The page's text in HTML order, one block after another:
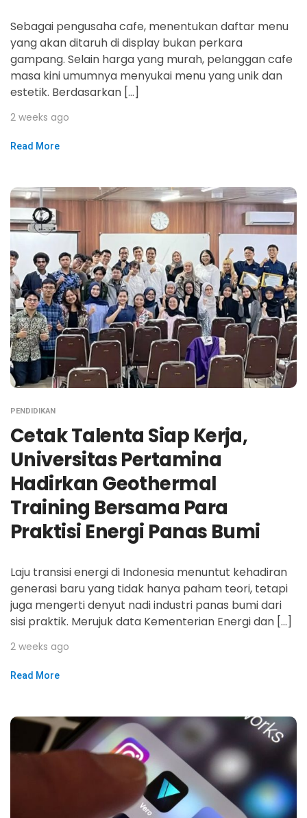
Sebagai pengusaha cafe, menentukan daftar menu
yang akan ditaruh di display bukan perkara
gampang. Selain harga yang murah, pelanggan cafe
masa kini umumnya menyukai menu yang unik dan
estetik. Berdasarkan […]
2 weeks ago
Read More
PENDIDIKAN
Cetak Talenta Siap Kerja,
Universitas Pertamina
Hadirkan Geothermal
Training Bersama Para
Praktisi Energi Panas Bumi
Laju transisi energi di Indonesia menuntut kehadiran
generasi baru yang tidak hanya paham teori, tetapi
juga mengerti denyut nadi industri panas bumi dari
sisi praktik. Merujuk data Kementerian Energi dan […]
2 weeks ago
Read More